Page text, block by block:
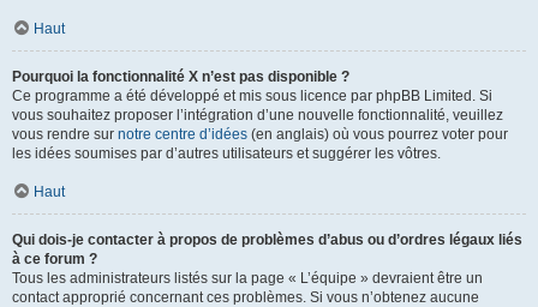
Haut
Pourquoi la fonctionnalité X n’est pas disponible ?
Ce programme a été développé et mis sous licence par phpBB Limited. Si
vous souhaitez proposer l’intégration d’une nouvelle fonctionnalité, veuillez
vous rendre sur notre centre d’idées (en anglais) où vous pourrez voter pour
les idées soumises par d’autres utilisateurs et suggérer les vôtres.
Haut
Qui dois-je contacter à propos de problèmes d’abus ou d’ordres légaux liés
à ce forum ?
Tous les administrateurs listés sur la page « L’équipe » devraient être un
contact approprié concernant ces problèmes. Si vous n’obtenez aucune